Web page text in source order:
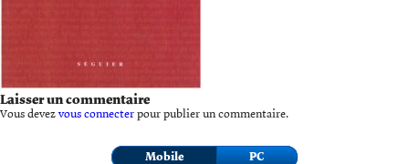
Laisser un commentaire
Vous devez vous connecter pour publier un commentaire.
Mobile PC